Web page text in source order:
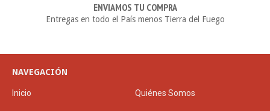
ENVIAMOS TU COMPRA
Entregas en todo el País menos Tierra del Fuego
NAVEGACIÓN
Inicio Quiénes Somos